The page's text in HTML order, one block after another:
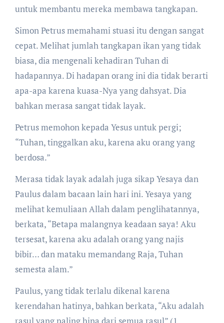
untuk membantu mereka membawa tangkapan.
Simon Petrus memahami stuasi itu dengan sangat
cepat. Melihat jumlah tangkapan ikan yang tidak
biasa, dia mengenali kehadiran Tuhan di
hadapannya. Di hadapan orang ini dia tidak berarti
apa-apa karena kuasa-Nya yang dahsyat. Dia
bahkan merasa sangat tidak layak.
Petrus memohon kepada Yesus untuk pergi;
“Tuhan, tinggalkan aku, karena aku orang yang
berdosa.”
Merasa tidak layak adalah juga sikap Yesaya dan
Paulus dalam bacaan lain hari ini. Yesaya yang
melihat kemuliaan Allah dalam penglihatannya,
berkata, “Betapa malangnya keadaan saya! Aku
tersesat, karena aku adalah orang yang najis
bibir… dan mataku memandang Raja, Tuhan
semesta alam.”
Paulus, yang tidak terlalu dikenal karena
kerendahan hatinya, bahkan berkata, “Aku adalah
rasul yang paling hina dari semua rasul” (1